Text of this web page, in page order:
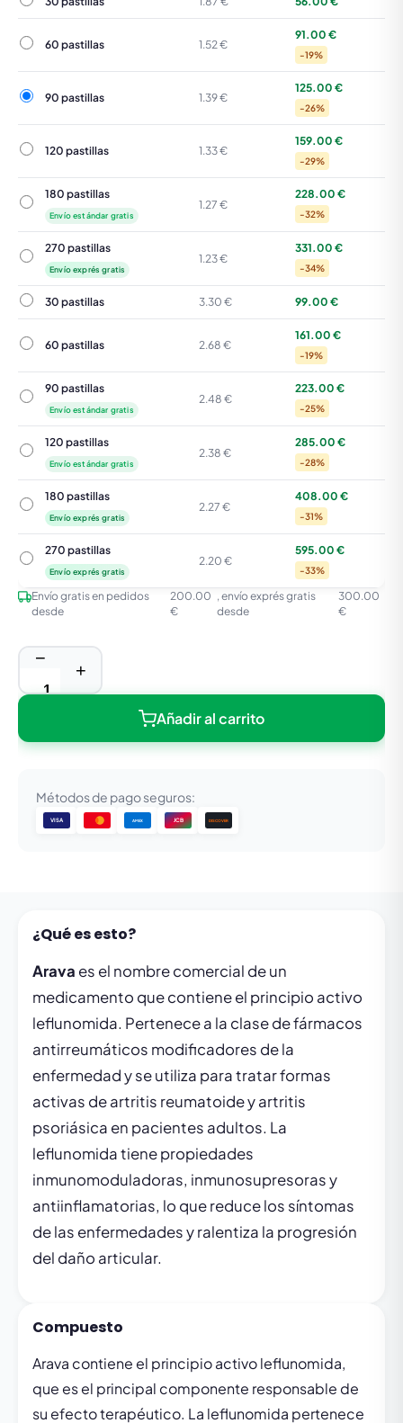
60 pastillas
60 pastillas 1.52 €
91.00 €
-19%
90 pastillas
90 pastillas 1.39 €
125.00 €
-26%
120 pastillas
120 pastillas 1.33 €
159.00 €
-29%
180 pastillas
180 pastillas
Envío estándar gratis
1.27 €
228.00 €
-32%
270 pastillas
270 pastillas
Envío exprés gratis
1.23 €
331.00 €
-34%
30 pastillas
30 pastillas 3.30 € 99.00 €
60 pastillas
60 pastillas 2.68 €
161.00 €
-19%
90 pastillas
90 pastillas
Envío estándar gratis
2.48 €
223.00 €
-25%
120 pastillas
120 pastillas
Envío estándar gratis
2.38 €
285.00 €
-28%
180 pastillas
180 pastillas
Envío exprés gratis
2.27 €
408.00 €
-31%
270 pastillas
270 pastillas
Envío exprés gratis
2.20 €
595.00 €
-33%
Envío gratis en pedidos
desde
200.00
€
, envío exprés gratis
desde
300.00
€
−
+
Añadir al carrito
Métodos de pago seguros:
VISA AMEX JCB DISCOVER
¿Qué es esto?
Arava es el nombre comercial de un
medicamento que contiene el principio activo
leflunomida. Pertenece a la clase de fármacos
antirreumáticos modificadores de la
enfermedad y se utiliza para tratar formas
activas de artritis reumatoide y artritis
psoriásica en pacientes adultos. La
leflunomida tiene propiedades
inmunomoduladoras, inmunosupresoras y
antiinflamatorias, lo que reduce los síntomas
de las enfermedades y ralentiza la progresión
del daño articular.
Compuesto
Arava contiene el principio activo leflunomida,
que es el principal componente responsable de
su efecto terapéutico. La leflunomida pertenece